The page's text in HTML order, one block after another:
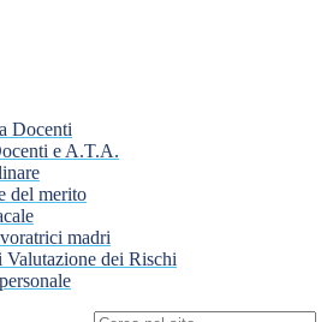
Docenti
e A.T.A.
del merito
madri
dei Rischi